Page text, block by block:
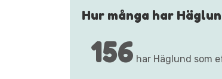
Hur många har
156 har Häglund som